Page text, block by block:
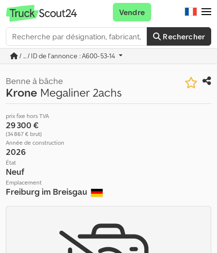
Rechercher
Vendre
/ ... / ID de l'annonce : A600-53-14
Benne à bâche
Krone Megaliner 2achs
prix fixe hors TVA
29 300 €
(34 867 € brut)
Année de construction
2026
État
Neuf
Emplacement
Freiburg im Breisgau